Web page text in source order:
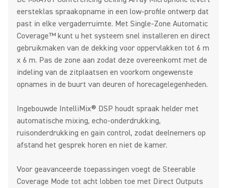
eersteklas spraakopname in een low-profile ontwerp dat
past in elke vergaderruimte. Met Single-Zone Automatic
Coverage™ kunt u het systeem snel installeren en direct
gebruikmaken van de dekking voor oppervlakken tot 6 m
x 6 m. Pas de zone aan zodat deze overeenkomt met de
indeling van de zitplaatsen en voorkom ongewenste
opnames in de buurt van deuren of horecagelegenheden.
Ingebouwde IntelliMix® DSP houdt spraak helder met
automatische mixing, echo-onderdrukking,
ruisonderdrukking en gain control, zodat deelnemers op
afstand het gesprek horen en niet de kamer.
Voor geavanceerde toepassingen voegt de Steerable
Coverage Mode tot acht lobben toe met Direct Outputs